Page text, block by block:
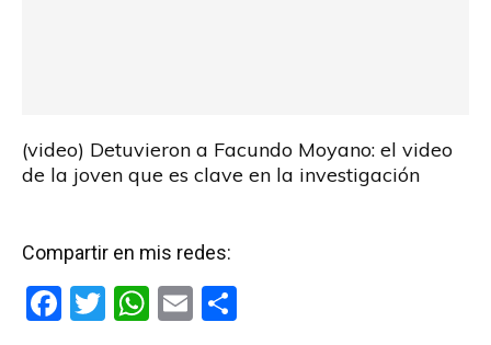
(video) Detuvieron a Facundo Moyano: el video
de la joven que es clave en la investigación
Compartir en mis redes:
F
T
W E